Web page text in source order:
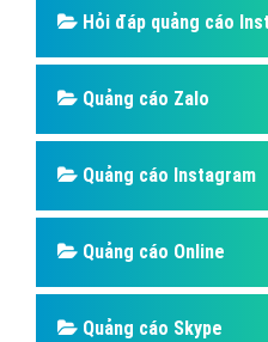
Hỏi đáp quảng cáo
Quảng cáo Zalo
Quảng cáo Instagram
Quảng cáo Online
Quảng cáo Skype